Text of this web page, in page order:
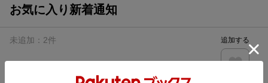
お気に入り新着通知
未追加： 2件 追加する